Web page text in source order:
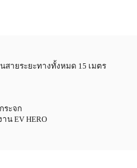
สายระยะทางทั้งหมด 15 เมตร
ระจก
น EV HERO